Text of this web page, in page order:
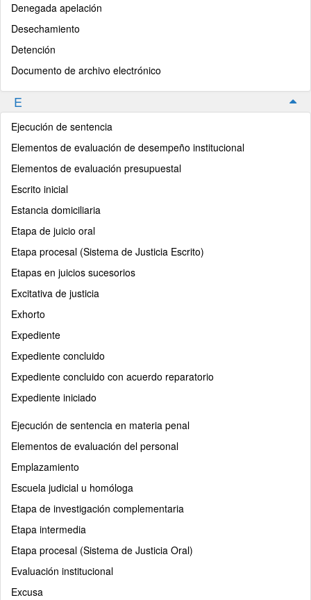
Denegada apelación
Desechamiento
Detención
Documento de archivo electrónico
E
Ejecución de sentencia
Elementos de evaluación de desempeño institucional
Elementos de evaluación presupuestal
Escrito inicial
Estancia domiciliaria
Etapa de juicio oral
Etapa procesal (Sistema de Justicia Escrito)
Etapas en juicios sucesorios
Excitativa de justicia
Exhorto
Expediente
Expediente concluido
Expediente concluido con acuerdo reparatorio
Expediente iniciado
Ejecución de sentencia en materia penal
Elementos de evaluación del personal
Emplazamiento
Escuela judicial u homóloga
Etapa de investigación complementaria
Etapa intermedia
Etapa procesal (Sistema de Justicia Oral)
Evaluación institucional
Excusa